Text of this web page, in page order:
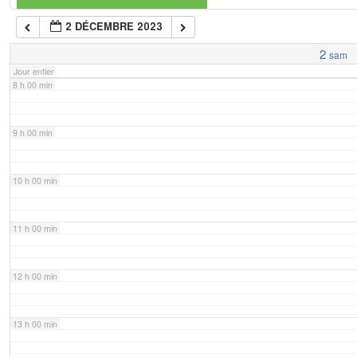
2 DÉCEMBRE 2023
2 sam
Jour entier
7 h 00 min
8 h 00 min
9 h 00 min
10 h 00 min
11 h 00 min
12 h 00 min
13 h 00 min